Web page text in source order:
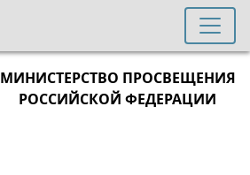
МИНИСТЕРСТВО ПРОСВЕЩЕНИЯ
РОССИЙСКОЙ ФЕДЕРАЦИИ